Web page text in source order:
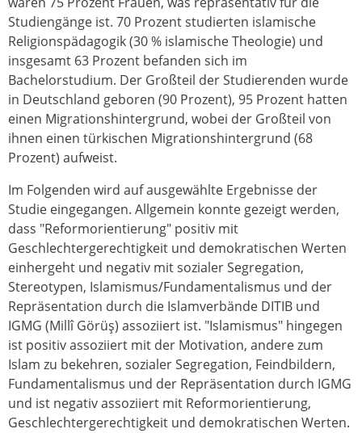
Studiengänge ist. 70 Prozent studierten islamische
Religionspädagogik (30 % islamische Theologie) und
insgesamt 63 Prozent befanden sich im
Bachelorstudium. Der Großteil der Studierenden wurde
in Deutschland geboren (90 Prozent), 95 Prozent hatten
einen Migrationshintergrund, wobei der Großteil von
ihnen einen türkischen Migrationshintergrund (68
Prozent) aufweist.
Im Folgenden wird auf ausgewählte Ergebnisse der
Studie eingegangen. Allgemein konnte gezeigt werden,
dass "Reformorientierung" positiv mit
Geschlechtergerechtigkeit und demokratischen Werten
einhergeht und negativ mit sozialer Segregation,
Stereotypen, Islamismus/Fundamentalismus und der
Repräsentation durch die Islamverbände DITIB und
IGMG (Millî Görüş) assoziiert ist. "Islamismus" hingegen
ist positiv assoziiert mit der Motivation, andere zum
Islam zu bekehren, sozialer Segregation, Feindbildern,
Fundamentalismus und der Repräsentation durch IGMG
und ist negativ assoziiert mit Reformorientierung,
Geschlechtergerechtigkeit und demokratischen Werten.